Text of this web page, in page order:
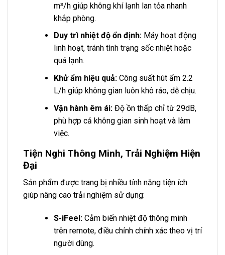
m³/h giúp không khí lạnh lan tỏa nhanh
khắp phòng.
Duy trì nhiệt độ ổn định:Máy hoạt động
linh hoạt, tránh tình trạng sốc nhiệt hoặc
quá lạnh.
Khử ẩm hiệu quả:Công suất hút ẩm 2.2
L/h giúp không gian luôn khô ráo, dễ chịu.
Vận hành êm ái:Độ ồn thấp chỉ từ 29dB,
phù hợp cả không gian sinh hoạt và làm
việc.
Tiện Nghi Thông Minh, Trải Nghiệm Hiện
Đại
Sản phẩm được trang bị nhiều tính năng tiện ích
giúp nâng cao trải nghiệm sử dụng:
S-iFeel:Cảm biến nhiệt độ thông minh
trên remote, điều chỉnh chính xác theo vị trí
người dùng.